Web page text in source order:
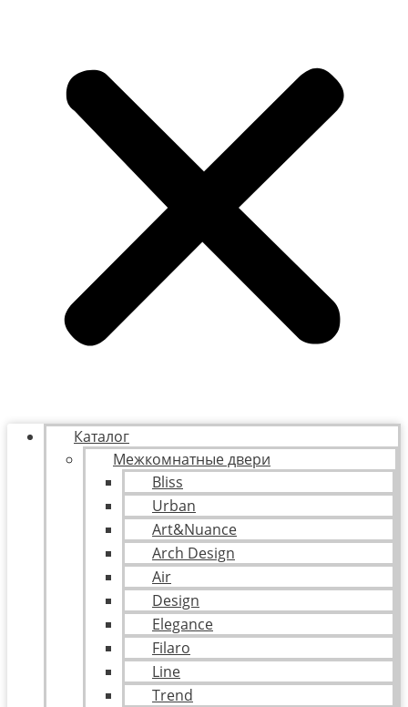
Каталог
Межкомнатные двери
Bliss
Urban
Art&Nuance
Arch Design
Air
Design
Elegance
Filaro
Line
Trend